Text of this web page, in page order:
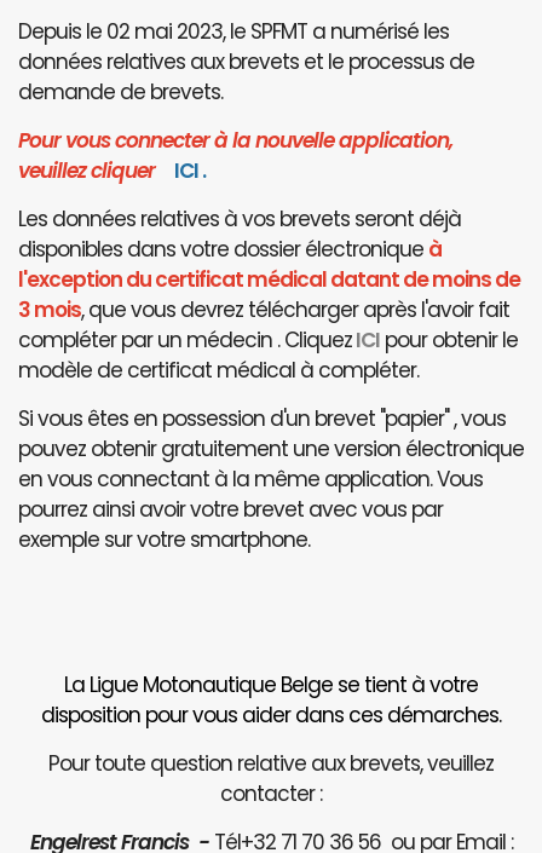
Depuis le 02 mai 2023, le SPFMT a numérisé les
données relatives aux brevets et le processus de
demande de brevets.
Pour vous connecter à la nouvelle application,
veuillez cliquer ICI.
Les données relatives à vos brevets seront déjà
disponibles dans votre dossier électronique à
l'exception du certificat médical datant de moins de
3 mois, que vous devrez télécharger après l'avoir fait
compléter par un médecin . CliquezICI pour obtenir le
modèle de certificat médical à compléter.
Si vous êtes en possession d'un brevet "papier" , vous
pouvez obtenir gratuitement une version électronique
en vous connectant à la même application. Vous
pourrez ainsi avoir votre brevet avec vous par
exemple sur votre smartphone.
La Ligue Motonautique Belge se tient à votre
disposition pour vous aider dans ces démarches.
Pour toute question relative aux brevets, veuillez
contacter :
Engelrest Francis -Tél+32 71 70 36 56 ou par Email :